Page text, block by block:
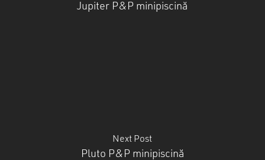
Jupiter P&P minipiscină
Next Post
Pluto P&P minipiscină